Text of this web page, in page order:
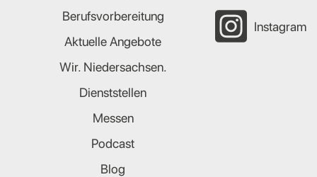
Berufsvorbereitung
Aktuelle Angebote
Wir. Niedersachsen.
Dienststellen
Messen
Podcast
Blog
Instagram